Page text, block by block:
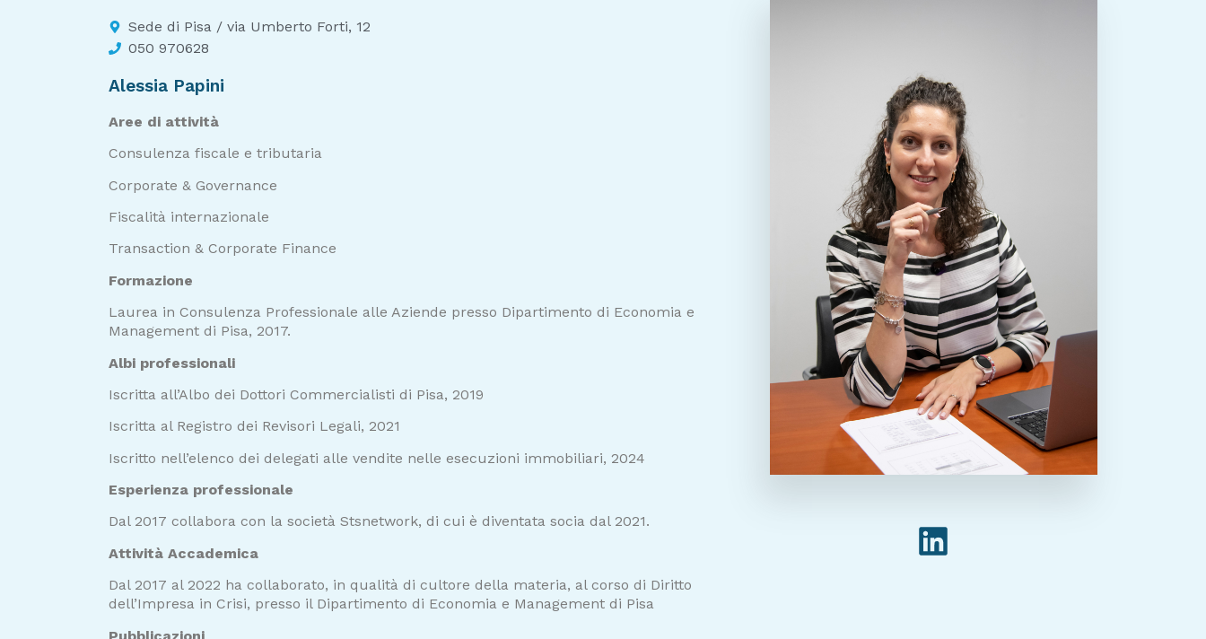
Sede di Pisa / via Umberto Forti, 12
050 970628
Alessia Papini
Aree di attività
Consulenza fiscale e tributaria
Corporate & Governance
Fiscalità internazionale
Transaction & Corporate Finance
Formazione
Laurea in Consulenza Professionale alle Aziende presso Dipartimento di Economia e
Management di Pisa, 2017.
Albi professionali
Iscritta all’Albo dei Dottori Commercialisti di Pisa, 2019
Iscritta al Registro dei Revisori Legali, 2021
Iscritto nell’elenco dei delegati alle vendite nelle esecuzioni immobiliari, 2024
Esperienza professionale
Dal 2017 collabora con la società Stsnetwork, di cui è diventata socia dal 2021.
Attività Accademica
Dal 2017 al 2022 ha collaborato, in qualità di cultore della materia, al corso di Diritto
dell’Impresa in Crisi, presso il Dipartimento di Economia e Management di Pisa
Pubblicazioni